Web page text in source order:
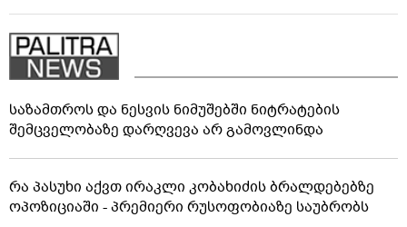
საზამთროს და ნესვის ნიმუშებში ნიტრატების
შემცველობაზე დარღვევა არ გამოვლინდა
რა პასუხი აქვთ ირაკლი კობახიძის ბრალდებებზე
ოპოზიციაში - პრემიერი რუსოფობიაზე საუბრობს